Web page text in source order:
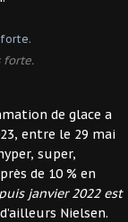
forte.
de glace a
entre le 29 mai
super,
de 10 % en
janvier 2022 est
Nielsen.